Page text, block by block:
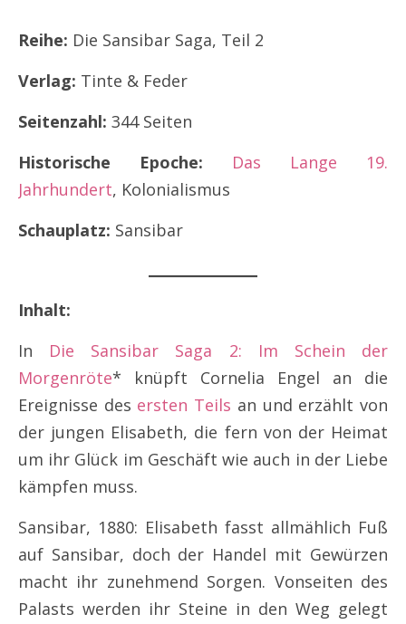
Reihe: Die Sansibar Saga, Teil 2
Verlag: Tinte & Feder
Seitenzahl: 344 Seiten
Historische Epoche:
Das Lange 19.
Jahrhundert, Kolonialismus
Schauplatz: Sansibar
Inhalt:
In Die Sansibar Saga 2: Im Schein der
Morgenröte* knüpft Cornelia Engel an die
Ereignisse des ersten Teils an und erzählt von
der jungen Elisabeth, die fern von der Heimat
um ihr Glück im Geschäft wie auch in der Liebe
kämpfen muss.
Sansibar, 1880: Elisabeth fasst allmählich Fuß
auf Sansibar, doch der Handel mit Gewürzen
macht ihr zunehmend Sorgen. Vonseiten des
Palasts werden ihr Steine in den Weg gelegt